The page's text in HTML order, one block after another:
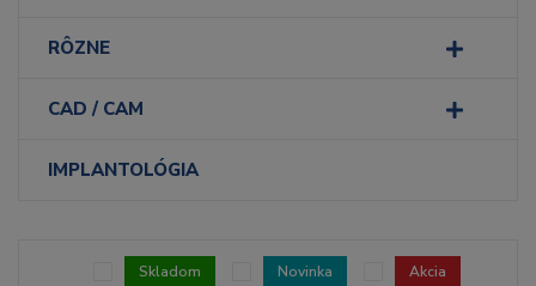
RÔZNE
CAD / CAM
IMPLANTOLÓGIA
Skladom Novinka Akcia